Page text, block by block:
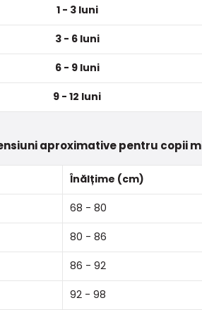
1 - 3 luni
3 - 6 luni
6 - 9 luni
9 - 12 luni
aproximative pentru copii
Înălțime (cm)
68 - 80
80 - 86
86 - 92
92 - 98